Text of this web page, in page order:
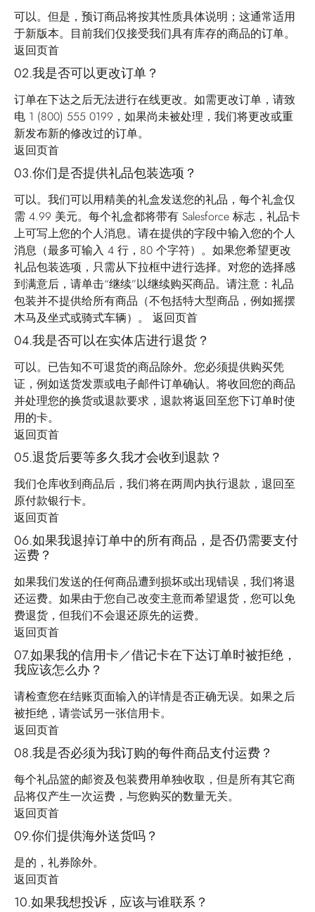
可以。但是，预订商品将按其性质具体说明；这通常适用
于新版本。目前我们仅接受我们具有库存的商品的订单。
返回页首
02.我是否可以更改订单？
订单在下达之后无法进行在线更改。如需更改订单，请致
电 1 (800) 555 0199，如果尚未被处理，我们将更改或重
新发布新的修改过的订单。
返回页首
03.你们是否提供礼品包装选项？
可以。我们可以用精美的礼盒发送您的礼品，每个礼盒仅
需 4.99 美元。每个礼盒都将带有 Salesforce 标志，礼品卡
上可写上您的个人消息。请在提供的字段中输入您的个人
消息（最多可输入 4 行，80 个字符）。如果您希望更改
礼品包装选项，只需从下拉框中进行选择。对您的选择感
到满意后，请单击“继续”以继续购买商品。请注意：礼品
包装并不提供给所有商品（不包括特大型商品，例如摇摆
木马及坐式或骑式车辆）。 返回页首
04.我是否可以在实体店进行退货？
可以。已告知不可退货的商品除外。您必须提供购买凭
证，例如送货发票或电子邮件订单确认。将收回您的商品
并处理您的换货或退款要求，退款将返回至您下订单时使
用的卡。
返回页首
05.退货后要等多久我才会收到退款？
我们仓库收到商品后，我们将在两周内执行退款，退回至
原付款银行卡。
返回页首
06.如果我退掉订单中的所有商品，是否仍需要支付
运费？
如果我们发送的任何商品遭到损坏或出现错误，我们将退
还运费。如果由于您自己改变主意而希望退货，您可以免
费退货，但我们不会退还原先的运费。
返回页首
07.如果我的信用卡／借记卡在下达订单时被拒绝，
我应该怎么办？
请检查您在结账页面输入的详情是否正确无误。如果之后
被拒绝，请尝试另一张信用卡。
返回页首
08.我是否必须为我订购的每件商品支付运费？
每个礼品篮的邮资及包装费用单独收取，但是所有其它商
品将仅产生一次运费，与您购买的数量无关。
返回页首
09.你们提供海外送货吗？
是的，礼券除外。
返回页首
10.如果我想投诉，应该与谁联系？